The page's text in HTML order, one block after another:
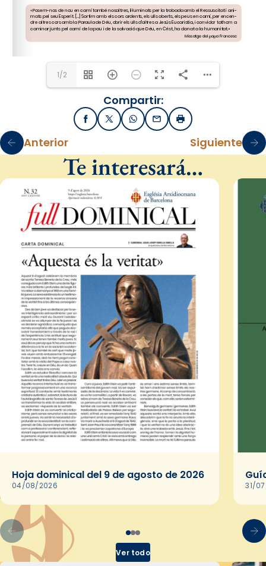
missionsbarcelona@arqbcn.cat
http://delegaciomissionsarqbarcelona.blogspot.com.es
1/2
Compartir:
FacebookX / TwitterWhatsApp
EmailImprimir
Anterior Siguiente
Te interesará…
Hoja dominical del 9 de agosto de 2026
04/08/2026 31/
Ver todo